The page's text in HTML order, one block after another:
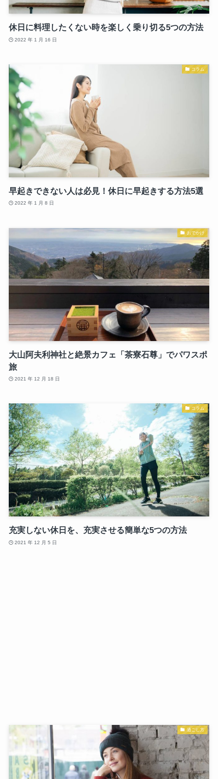
休日に料理したくない時を楽しく乗り切る5つの方法
2022 年 1 月 16 日
コラム
早起きできない人は必見！休日に早起きする方法5選
2022 年 1 月 8 日
おでかけ
大山阿夫利神社と絶景カフェ「茶寮石尊」でパワスポ
旅
2021 年 12 月 18 日
コラム
充実しない休日を、充実させる簡単な5つの方法
2021 年 12 月 5 日
過ごし方